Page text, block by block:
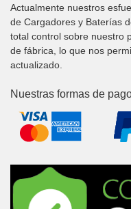
Actualmente nuestros
de Cargadores y Baterías
total control sobre nuestro
de fábrica, lo que nos
actualizado.
Nuestras formas de